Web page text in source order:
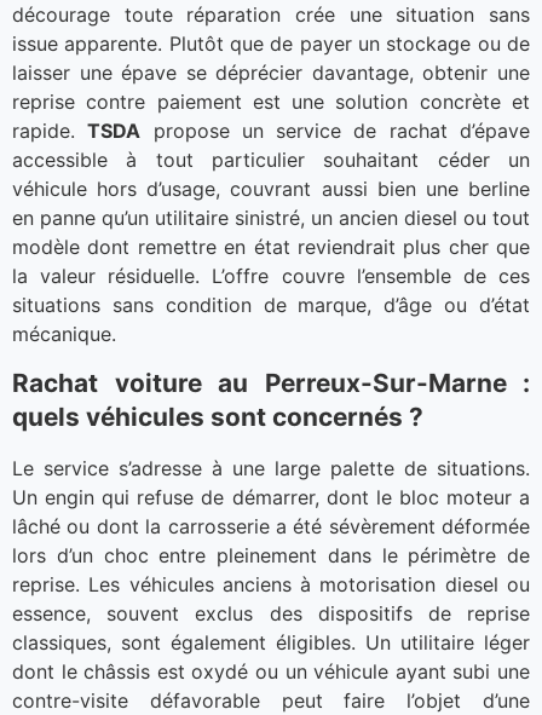
décourage toute réparation crée une situation sans
issue apparente. Plutôt que de payer un stockage ou de
laisser une épave se déprécier davantage, obtenir une
reprise contre paiement est une solution concrète et
rapide.TSDA propose un service de rachat d’épave
accessible à tout particulier souhaitant céder un
véhicule hors d’usage, couvrant aussi bien une berline
en panne qu’un utilitaire sinistré, un ancien diesel ou tout
modèle dont remettre en état reviendrait plus cher que
la valeur résiduelle. L’offre couvre l’ensemble de ces
situations sans condition de marque, d’âge ou d’état
mécanique.
Rachat voiture au Perreux-Sur-Marne :
quels véhicules sont concernés ?
Le service s’adresse à une large palette de situations.
Un engin qui refuse de démarrer, dont le bloc moteur a
lâché ou dont la carrosserie a été sévèrement déformée
lors d’un choc entre pleinement dans le périmètre de
reprise. Les véhicules anciens à motorisation diesel ou
essence, souvent exclus des dispositifs de reprise
classiques, sont également éligibles. Un utilitaire léger
dont le châssis est oxydé ou un véhicule ayant subi une
contre-visite défavorable peut faire l’objet d’une